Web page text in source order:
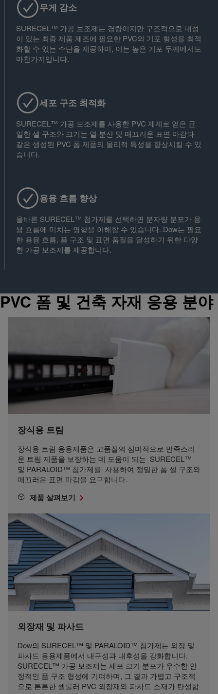
무게 감소
SURECEL™ 가공 보조제는 경량이지만 구조적으로 내성
이 있는 최종 제품 제조에 필요한 PVC의 기포 형성을 최적
화할 수 있는 수단을 제공하며, 이는 높은 기포 두께에서도
마찬가지입니다.
세포 구조 최적화
SURECEL™ 가공 보조제를 사용한 PVC 제제로 얻은 균
일한 셀 구조와 크기는 열 분산 및 매끄러운 표면 마감과
같은 생성된 PVC 폼 제품의 물리적 특성을 향상시킬 수 있
습니다.
용융 흐름 향상
올바른 SURECEL™ 첨가제를 선택하면 분자량 분포가 용
융 흐름에 미치는 영향을 이해할 수 있습니다. Dow는 필요
한 용융 흐름, 폼 구조 및 표면 품질을 달성하기 위한 다양
한 가공 보조제를 제공합니다.
PVC 폼 및 건축 자재 응용 분야
장식용 트림
장식용 트림 응용제품은 고품질의 심미적으로 만족스러
운 트림 제품을 보장하는 데 도움이 되는 SURECEL™
및 PARALOID™ 첨가제를 사용하여 정밀한 폼 셀 구조와
매끄러운 표면 마감을 요구합니다.
제품 살펴보기
외장재 및 파사드
Dow의 SURECEL™ 및 PARALOID™ 첨가제는 외장 및
파사드 응용제품에서 내구성과 내후성을 강화합니다.
SURECEL™ 가공 보조제는 세포 크기 분포가 우수한 안
정적인 폼 구조 형성에 기여하며, 그 결과 가볍고 구조적
으로 튼튼한 셀룰러 PVC 외장재와 파사드 소재가 탄생합